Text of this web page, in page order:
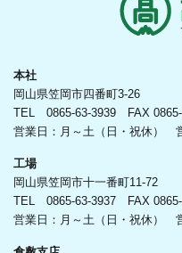
本社
岡山県笠岡市四番町3-26
TEL 0865-63-3939 FAX
営業日：月～土（日・祝休）
工場
岡山県笠岡市十一番町11-72
TEL 0865-63-3937 FAX
営業日：月～土（日・祝休）